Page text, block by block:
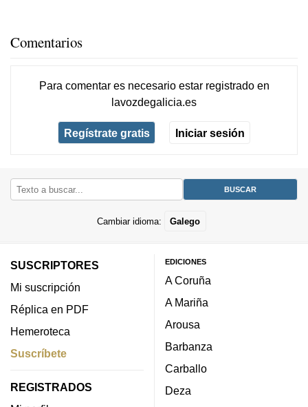
Comentarios
Para comentar es necesario estar registradoen
lavozdegalicia.es
Regístrate gratis Iniciar sesión
Cambiar idioma: Galego
SUSCRIPTORES
Mi suscripción
Réplica en PDF
Hemeroteca
Suscríbete
REGISTRADOS
EDICIONES
A Coruña
A Mariña
Arousa
Barbanza
Carballo
Deza